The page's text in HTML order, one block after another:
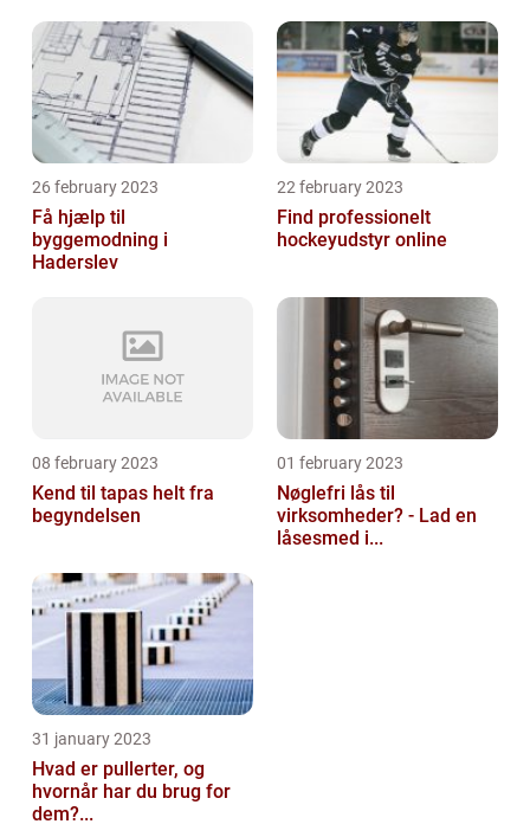
26 february 2023
Få hjælp til
byggemodning i
Haderslev
22 february 2023
Find professionelt
hockeyudstyr online
08 february 2023
Kend til tapas helt fra
begyndelsen
01 february 2023
Nøglefri lås til
virksomheder? - Lad en
låsesmed i...
31 january 2023
Hvad er pullerter, og
hvornår har du brug for
dem?...